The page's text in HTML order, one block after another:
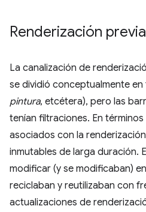
Renderización
La canalización de
se dividió conceptualmente en
pintura, etcétera), pero las
tenían filtraciones. En
asociados con la
inmutables de larga duración.
modificar (y se modificaban)
reciclaban y reutilizaban con
actualizaciones de